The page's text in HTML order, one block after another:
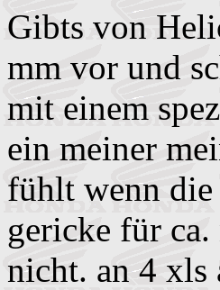
Gibts von
mm vor und
mit einem
ein meiner
fühlt wenn die
gericke für
nicht. an 4 xls